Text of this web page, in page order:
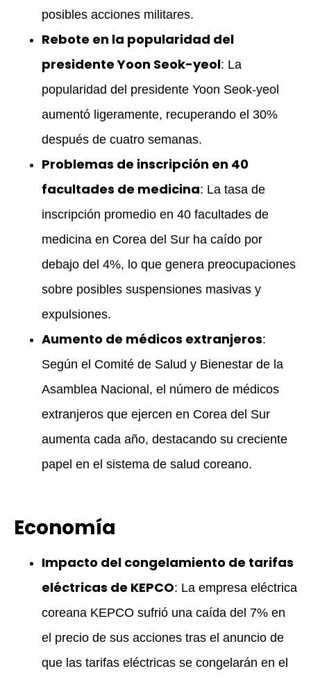
posibles acciones militares.
Rebote en la popularidad del
presidente Yoon Seok-yeol: La
popularidad del presidente Yoon Seok-yeol
aumentó ligeramente, recuperando el 30%
después de cuatro semanas.
Problemas de inscripción en 40
facultades de medicina: La tasa de
inscripción promedio en 40 facultades de
medicina en Corea del Sur ha caído por
debajo del 4%, lo que genera preocupaciones
sobre posibles suspensiones masivas y
expulsiones.
Aumento de médicos extranjeros:
Según el Comité de Salud y Bienestar de la
Asamblea Nacional, el número de médicos
extranjeros que ejercen en Corea del Sur
aumenta cada año, destacando su creciente
papel en el sistema de salud coreano.
Economía
Impacto del congelamiento de tarifas
eléctricas de KEPCO: La empresa eléctrica
coreana KEPCO sufrió una caída del 7% en
el precio de sus acciones tras el anuncio de
que las tarifas eléctricas se congelarán en el